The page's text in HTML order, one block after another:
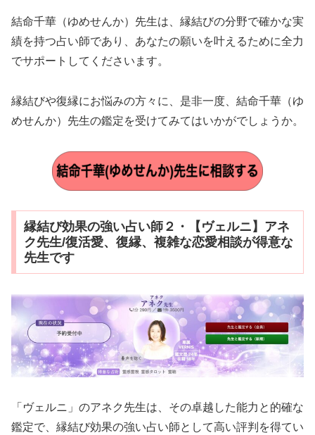
結命千華（ゆめせんか）先生は、縁結びの分野で確かな実
績を持つ占い師であり、あなたの願いを叶えるために全力
でサポートしてくださいます。
縁結びや復縁にお悩みの方々に、是非一度、結命千華（ゆ
めせんか）先生の鑑定を受けてみてはいかがでしょうか。
縁結び効果の強い占い師２・【ヴェルニ】アネ
ク先生/復活愛、復縁、複雑な恋愛相談が得意な
先生です
「ヴェルニ」のアネク先生は、その卓越した能力と的確な
鑑定で、縁結び効果の強い占い師として高い評判を得てい